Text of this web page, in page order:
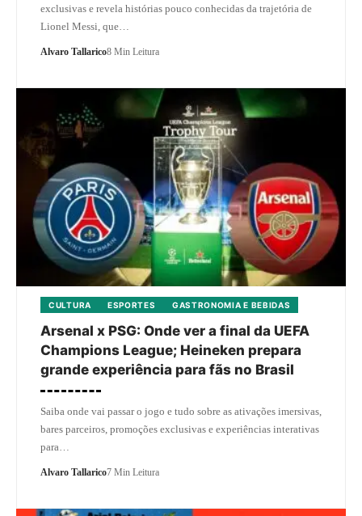
exclusivas e revela histórias pouco conhecidas da trajetória de
Lionel Messi, que…
Alvaro Tallarico8 Min Leitura
CULTURA ESPORTES GASTRONOMIA E BEBIDAS
Arsenal x PSG: Onde ver a final da UEFA
Champions League; Heineken prepara
grande experiência para fãs no Brasil
Saiba onde vai passar o jogo e tudo sobre as ativações imersivas,
bares parceiros, promoções exclusivas e experiências interativas
para…
Alvaro Tallarico7 Min Leitura